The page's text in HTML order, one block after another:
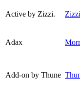
Active by Zizzi. Zizzi
Adax
Add-on by Thune